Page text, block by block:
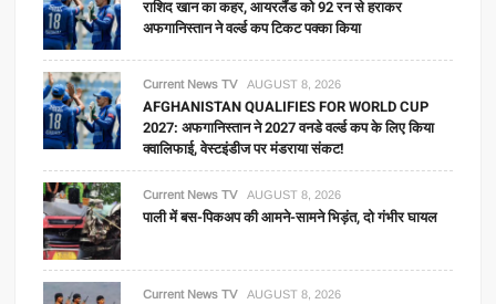
राशिद खान का कहर, आयरलैंड को 92 रन से हराकर
अफगानिस्तान ने वर्ल्ड कप टिकट पक्का किया
Current News TV AUGUST 8, 2026
AFGHANISTAN QUALIFIES FOR WORLD CUP
2027: अफगानिस्तान ने 2027 वनडे वर्ल्ड कप के लिए किया
क्वालिफाई, वेस्टइंडीज पर मंडराया संकट!
Current News TV AUGUST 8, 2026
पाली में बस-पिकअप की आमने-सामने भिड़ंत, दो गंभीर घायल
Current News TV AUGUST 8, 2026